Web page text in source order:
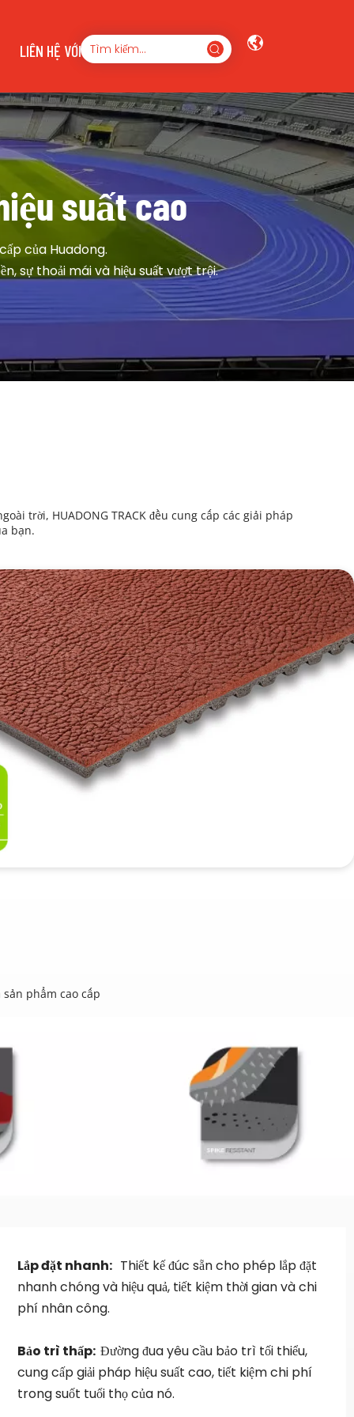
LIÊN HỆ VỚI CHÚNG TÔI
suất cao
của Huadong.
sự thoải mái và hiệu suất vượt trội.
trời, HUADONG TRACK đều cung cấp các giải pháp
bạn.
phẩm cao cấp
Lắp đặt nhanh: Thiết kế đúc sẵn cho phép lắp đặt
nhanh chóng và hiệu quả, tiết kiệm thời gian và chi
phí nhân công.
Bảo trì thấp: Đường đua yêu cầu bảo trì tối thiểu,
cung cấp giải pháp hiệu suất cao, tiết kiệm chi phí
trong suốt tuổi thọ của nó.